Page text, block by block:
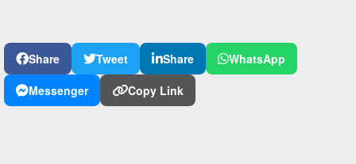
Share Tweet Share
WhatsApp
Messenger
Copy Link